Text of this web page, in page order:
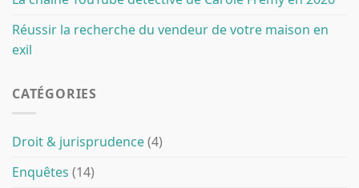
Réussir la recherche du vendeur de votre maison en
exil
CATÉGORIES
Droit & jurisprudence(4)
Enquêtes (14)